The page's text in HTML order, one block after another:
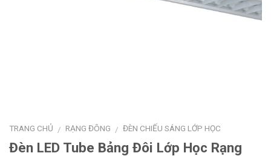
TRANG CHỦ / RẠNG ĐÔNG / ĐÈN CHIẾU SÁNG LỚP HỌC
Đèn LED Tube Bảng Đôi Lớp Học Rạng